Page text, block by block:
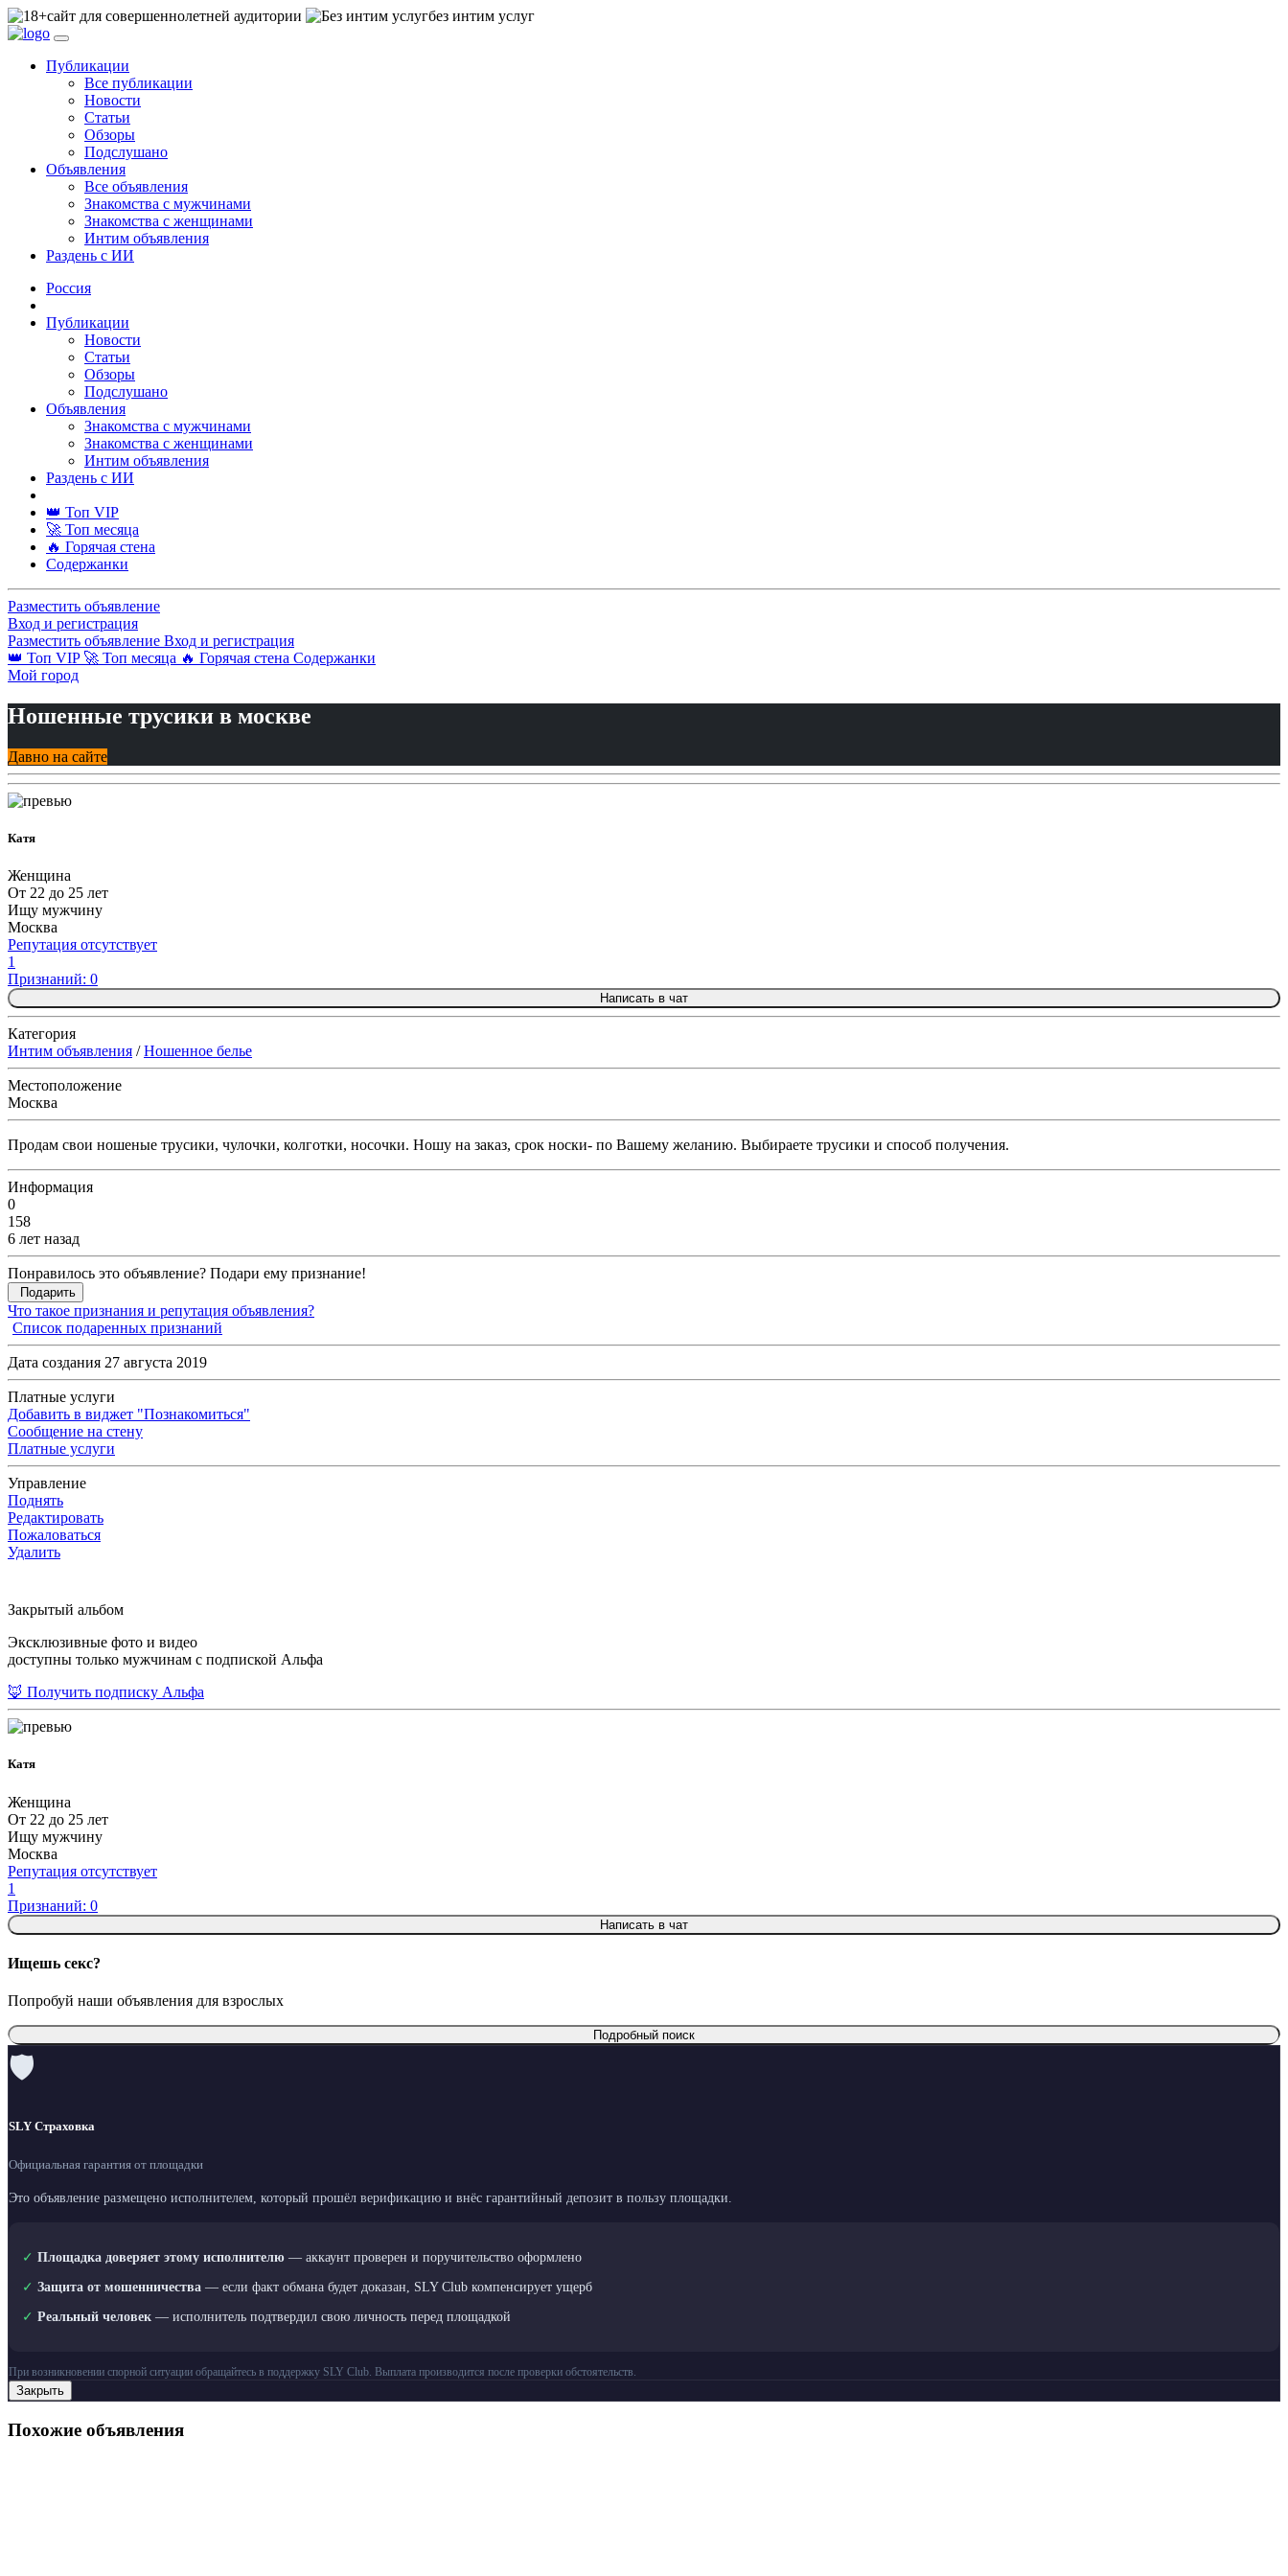
сайт для совершеннолетней аудитории без интим услуг
Публикации
Все публикации
Новости
Статьи
Обзоры
Подслушано
Объявления
Все объявления
Знакомства с мужчинами
Знакомства с женщинами
Интим объявления
Раздень с ИИ
Россия
Публикации
Новости
Статьи
Обзоры
Подслушано
Объявления
Знакомства с мужчинами
Знакомства с женщинами
Интим объявления
Раздень с ИИ
👑 Топ VIP
🚀 Топ месяца
🔥 Горячая стена
Содержанки
Разместить объявление
Вход и регистрация
Разместить объявление Вход и регистрация
👑 Топ VIP 🚀 Топ месяца 🔥 Горячая стена Содержанки
Мой город
Ношенные трусики в москве
Давно на сайте
Катя
Женщина
От 22 до 25 лет
Ищу мужчину
Москва
Репутация отсутствует
1
Признаний: 0
Написать в чат
Категория
Интим объявления /Ношенное белье
Местоположение
Москва
Продам свои ношеные трусики, чулочки, колготки, носочки. Ношу на заказ, срок носки- по Вашему желанию. Выбираете трусики и способ получения.
Информация
0
158
6 лет назад
Понравилось это объявление? Подари ему признание!
Подарить
Что такое признания и репутация объявления?
Список подаренных признаний
Дата создания 27 августа 2019
Платные услуги
Добавить в виджет "Познакомиться"
Сообщение на стену
Платные услуги
Управление
Поднять
Редактировать
Пожаловаться
Удалить
Закрытый альбом
Эксклюзивные фото и видео
доступны только мужчинам с подпиской Альфа
🦊 Получить подписку Альфа
Катя
Женщина
От 22 до 25 лет
Ищу мужчину
Москва
Репутация отсутствует
1
Признаний: 0
Написать в чат
Ищешь секс?
Попробуй наши объявления для взрослых
Подробный поиск
🛡
SLY Страховка
Официальная гарантия от площадки
Это объявление размещено исполнителем, который прошёл верификацию и внёс гарантийный депозит в пользу площадки.
✓ Площадка доверяет этому исполнителю — аккаунт проверен и поручительство оформлено
✓ Защита от мошенничества — если факт обмана будет доказан, SLY Club компенсирует ущерб
✓ Реальный человек — исполнитель подтвердил свою личность перед площадкой
При возникновении спорной ситуации обращайтесь в поддержку SLY Club. Выплата производится после проверки обстоятельств.
Закрыть
Похожие объявления